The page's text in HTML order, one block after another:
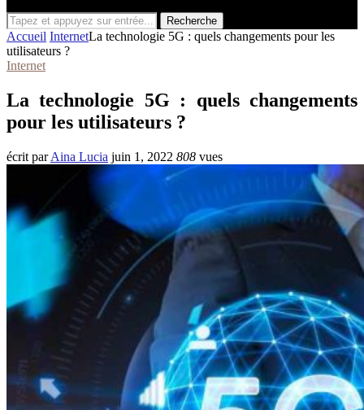
Recherche
Accueil InternetLa technologie 5G : quels changements pour les
utilisateurs ?
Internet
La technologie 5G : quels changements
pour les utilisateurs ?
écrit parAina Lucia juin 1, 2022 808 vues